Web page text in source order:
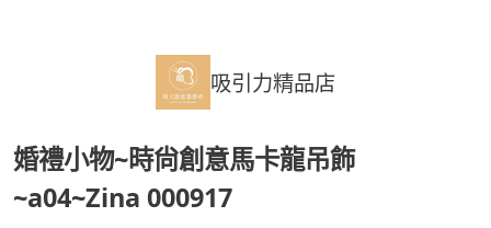
吸引力精品店
婚禮小物~時尙創意馬卡龍吊飾
~a04~Zina 000917